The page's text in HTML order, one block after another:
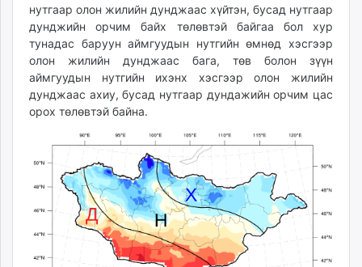
mminfo.mn
ugluu.mn
urlag.mn
unen.mn
asu.mn
shudarga.mn
shuurhai.mn
mglradio.com
fact.mn
itoim.mn
tumen.mn
нутгаар олон жилийн дунджаас хүйтэн, бусад нутгаар
дунджийн орчим байх төлөвтэй байгаа бол хур
тунадас баруун аймгуудын нутгийн өмнөд хэсгээр
олон жилийн дунджаас бага, төв болон зүүн
аймгуудын нутгийн ихэнх хэсгээр олон жилийн
дунджаас ахиу, бусад нутгаар дундажийн орчим цас
орох төлөвтэй байна.